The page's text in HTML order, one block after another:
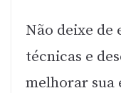
Não deixe de
técnicas e
melhorar sua